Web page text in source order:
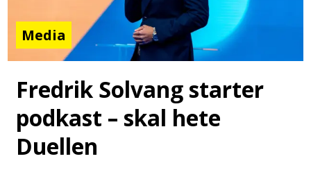
Media
Fredrik Solvang starter
podkast – skal hete
Duellen